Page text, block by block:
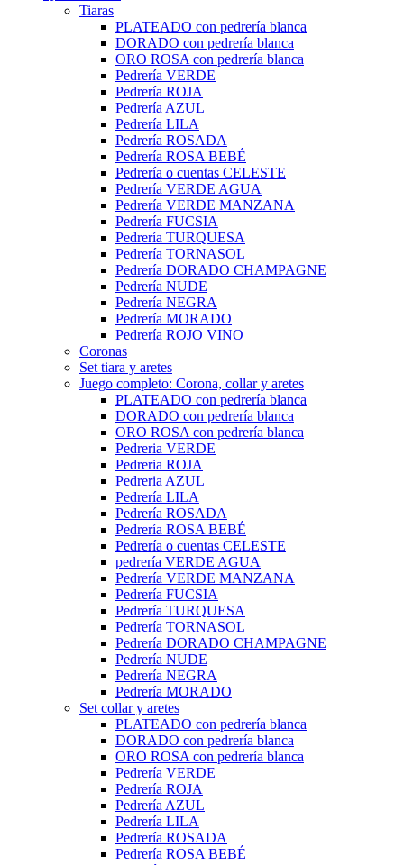
Tiaras
PLATEADO con pedrería blanca
DORADO con pedrería blanca
ORO ROSA con pedrería blanca
Pedrería VERDE
Pedrería ROJA
Pedrería AZUL
Pedrería LILA
Pedrería ROSADA
Pedrería ROSA BEBÉ
Pedrería o cuentas CELESTE
Pedrería VERDE AGUA
Pedrería VERDE MANZANA
Pedrería FUCSIA
Pedrería TURQUESA
Pedrería TORNASOL
Pedrería DORADO CHAMPAGNE
Pedrería NUDE
Pedrería NEGRA
Pedrería MORADO
Pedrería ROJO VINO
Coronas
Set tiara y aretes
Juego completo: Corona, collar y aretes
PLATEADO con pedrería blanca
DORADO con pedrería blanca
ORO ROSA con pedrería blanca
Pedreria VERDE
Pedreria ROJA
Pedreria AZUL
Pedrería LILA
Pedrería ROSADA
Pedrería ROSA BEBÉ
Pedrería o cuentas CELESTE
pedrería VERDE AGUA
Pedrería VERDE MANZANA
Pedrería FUCSIA
Pedrería TURQUESA
Pedrería TORNASOL
Pedrería DORADO CHAMPAGNE
Pedrería NUDE
Pedrería NEGRA
Pedrería MORADO
Set collar y aretes
PLATEADO con pedrería blanca
DORADO con pedrería blanca
ORO ROSA con pedrería blanca
Pedrería VERDE
Pedrería ROJA
Pedrería AZUL
Pedrería LILA
Pedrería ROSADA
Pedrería ROSA BEBÉ